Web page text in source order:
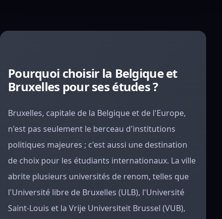
Pourquoi choisir la Belgique et
Bruxelles pour ses études ?
Bruxelles, capitale de la Belgique et de l'Europe,
n'est pas seulement le berceau d'institutions
politiques majeures ; c'est aussi une destination
de choix pour les étudiants internationaux. La ville
abrite plusieurs universités de renom, telles que
l'Université libre de Bruxelles (ULB), l'Université
Saint-Louis et la Vrije Universiteit Brussel (VUB),